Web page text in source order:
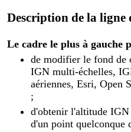
Description de la ligne
Le cadre le plus à gauche
de modifier le fond de
IGN multi-échelles,
aériennes, Esri, Open
;
d'obtenir l'altitude IGN
d'un point quelconque